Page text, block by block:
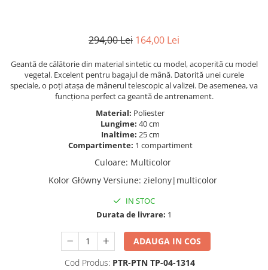
294,00 Lei 164,00 Lei
Geantă de călătorie din material sintetic cu model, acoperită cu model
vegetal. Excelent pentru bagajul de mână. Datorită unei curele
speciale, o poți atașa de mânerul telescopic al valizei. De asemenea, va
funcționa perfect ca geantă de antrenament.
Material: Poliester
Lungime: 40 cm
Inaltime: 25 cm
Compartimente: 1 compartiment
Culoare: Multicolor
Kolor Główny Versiune: zielony|multicolor
IN STOC
Durata de livrare: 1
ADAUGA IN COS
Cod Produs: PTR-PTN TP-04-1314